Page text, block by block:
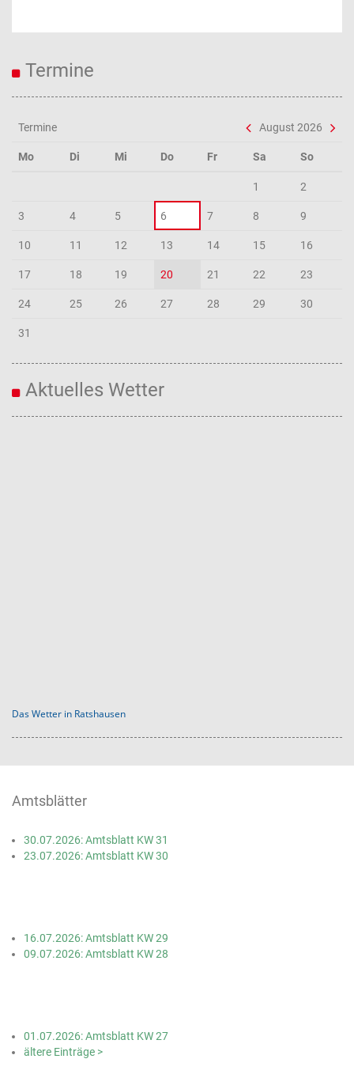
Termine
Termine August 2026
Mo Di Mi Do Fr Sa So
1 2
3 4 5 6 7 8 9
10 11 12 13 14 15 16
17 18 19 20 21 22 23
24 25 26 27 28 29 30
31
Aktuelles Wetter
Das Wetter in Ratshausen
Amtsblätter
30.07.2026: Amtsblatt KW 31
23.07.2026: Amtsblatt KW 30
16.07.2026: Amtsblatt KW 29
09.07.2026: Amtsblatt KW 28
01.07.2026: Amtsblatt KW 27
ältere Einträge >